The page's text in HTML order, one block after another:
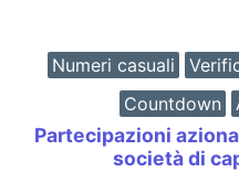
Numeri casuali
Countdown
Partecipazioni
società di